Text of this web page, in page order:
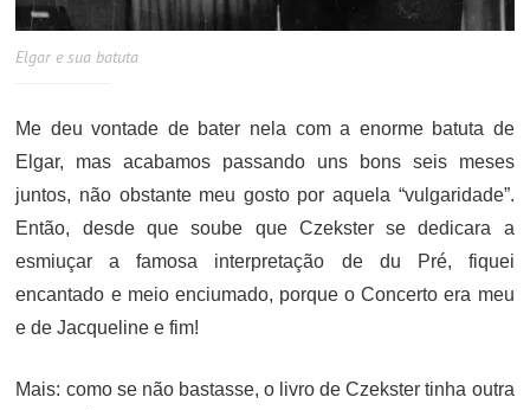
Elgar e sua batuta
Me deu vontade de bater nela com a enorme batuta de
Elgar, mas acabamos passando uns bons seis meses
juntos, não obstante meu gosto por aquela “vulgaridade”.
Então, desde que soube que Czekster se dedicara a
esmiuçar a famosa interpretação de du Pré, fiquei
encantado e meio enciumado, porque o Concerto era meu
e de Jacqueline e fim!
Mais: como se não bastasse, o livro de Czekster tinha outra